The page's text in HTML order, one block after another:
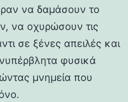
να δαμάσουν το
να οχυρώσουν τις
σε ξένες απειλές και
φυσικά
μνημεία που